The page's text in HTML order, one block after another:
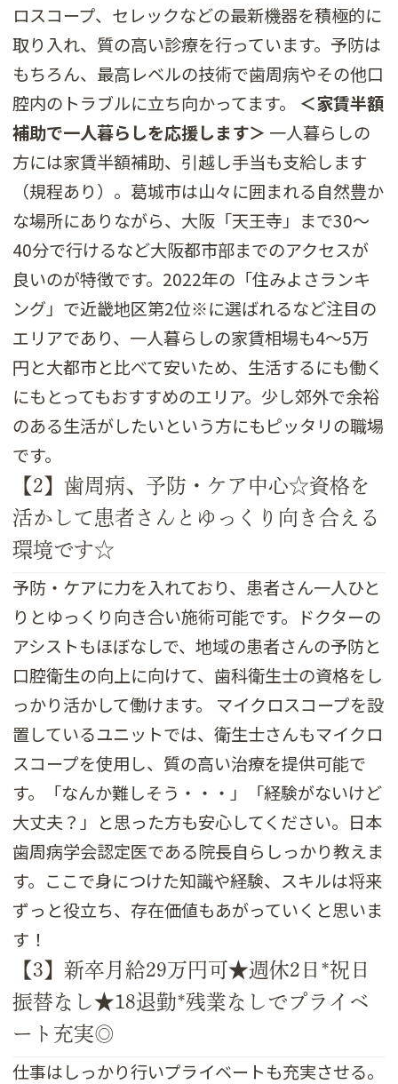
ロスコープ、セレックなどの最新機器を積極的に
取り入れ、質の高い診療を行っています。予防は
もちろん、最高レベルの技術で歯周病やその他口
腔内のトラブルに立ち向かってます。 ＜家賃半額
補助で一人暮らしを応援します＞ 一人暮らしの
方には家賃半額補助、引越し手当も支給します
（規程あり）。葛城市は山々に囲まれる自然豊か
な場所にありながら、大阪「天王寺」まで30～
40分で行けるなど大阪都市部までのアクセスが
良いのが特徴です。2022年の「住みよさランキ
ング」で近畿地区第2位※に選ばれるなど注目の
エリアであり、一人暮らしの家賃相場も4～5万
円と大都市と比べて安いため、生活するにも働く
にもとってもおすすめのエリア。少し郊外で余裕
のある生活がしたいという方にもピッタリの職場
です。
【2】歯周病、予防・ケア中心☆資格を
活かして患者さんとゆっくり向き合える
環境です☆
予防・ケアに力を入れており、患者さん一人ひと
りとゆっくり向き合い施術可能です。ドクターの
アシストもほぼなしで、地域の患者さんの予防と
口腔衛生の向上に向けて、歯科衛生士の資格をし
っかり活かして働けます。 マイクロスコープを設
置しているユニットでは、衛生士さんもマイクロ
スコープを使用し、質の高い治療を提供可能で
す。「なんか難しそう・・・」「経験がないけど
大丈夫？」と思った方も安心してください。日本
歯周病学会認定医である院長自らしっかり教えま
す。ここで身につけた知識や経験、スキルは将来
ずっと役立ち、存在価値もあがっていくと思いま
す！
【3】新卒月給29万円可★週休2日*祝日
振替なし★18退勤*残業なしでプライベ
ート充実◎
仕事はしっかり行いプライベートも充実させる。